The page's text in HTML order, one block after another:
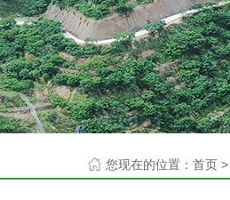
您现在的位置： 首页 >